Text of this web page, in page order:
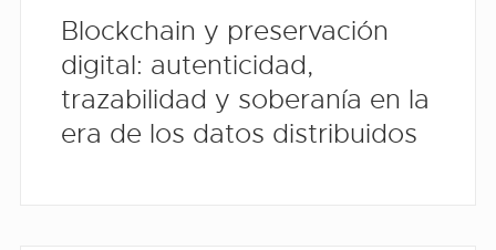
Blockchain y preservación
digital: autenticidad,
trazabilidad y soberanía en la
era de los datos distribuidos